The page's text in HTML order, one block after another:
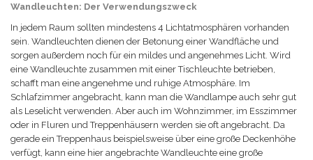
Wandleuchten: Der Verwendungszweck
In jedem Raum sollten mindestens 4 Lichtatmosphären vorhanden
sein. Wandleuchten dienen der Betonung einer Wandfläche und
sorgen außerdem noch für ein mildes und angenehmes Licht. Wird
eine Wandleuchte zusammen mit einer Tischleuchte betrieben,
schafft man eine angenehme und ruhige Atmosphäre. Im
Schlafzimmer angebracht, kann man die Wandlampe auch sehr gut
als Leselicht verwenden. Aber auch im Wohnzimmer, im Esszimmer
oder in Fluren und Treppenhäusern werden sie oft angebracht. Da
gerade ein Treppenhaus beispielsweise über eine große Deckenhöhe
verfügt, kann eine hier angebrachte Wandleuchte eine große